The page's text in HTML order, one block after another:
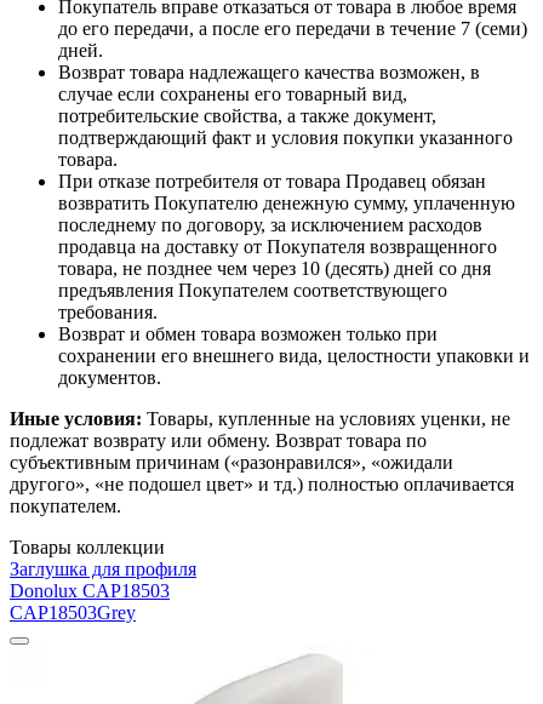
Покупатель вправе отказаться от товара в любое время
до его передачи, а после его передачи в течение 7 (семи)
дней.
Возврат товара надлежащего качества возможен, в
случае если сохранены его товарный вид,
потребительские свойства, а также документ,
подтверждающий факт и условия покупки указанного
товара.
При отказе потребителя от товара Продавец обязан
возвратить Покупателю денежную сумму, уплаченную
последнему по договору, за исключением расходов
продавца на доставку от Покупателя возвращенного
товара, не позднее чем через 10 (десять) дней со дня
предъявления Покупателем соответствующего
требования.
Возврат и обмен товара возможен только при
сохранении его внешнего вида, целостности упаковки и
документов.
Иные условия: Товары, купленные на условиях уценки, не
подлежат возврату или обмену. Возврат товара по
субъективным причинам («разонравился», «ожидали
другого», «не подошел цвет» и тд.) полностью оплачивается
покупателем.
Товары коллекции
Заглушка для профиля
Donolux CAP18503
CAP18503Grey